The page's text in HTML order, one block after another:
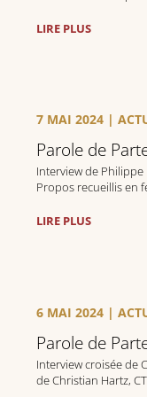
LIRE PLUS
Parole de
7 MAI 2024 |
Interview de Philippe
Propos recueillis en
LIRE PLUS
Parole de
6 MAI 2024 |
Interview croisée de
de Christian Hartz,